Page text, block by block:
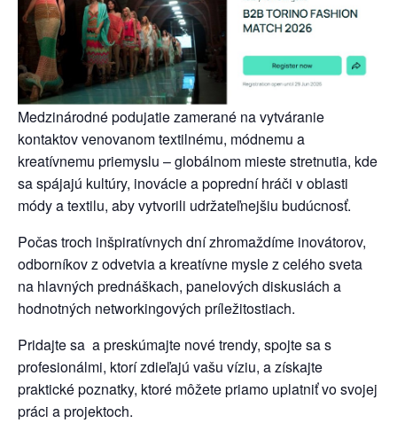
Medzinárodné podujatie zamerané na vytváranie
kontaktov venovanom textilnému, módnemu a
kreatívnemu priemyslu – globálnom mieste stretnutia, kde
sa spájajú kultúry, inovácie a poprední hráči v oblasti
módy a textilu, aby vytvorili udržateľnejšiu budúcnosť.
Počas troch inšpiratívnych dní zhromaždíme inovátorov,
odborníkov z odvetvia a kreatívne mysle z celého sveta
na hlavných prednáškach, panelových diskusiách a
hodnotných networkingových príležitostiach.
Pridajte sa a preskúmajte nové trendy, spojte sa s
profesionálmi, ktorí zdieľajú vašu víziu, a získajte
praktické poznatky, ktoré môžete priamo uplatniť vo svojej
práci a projektoch.